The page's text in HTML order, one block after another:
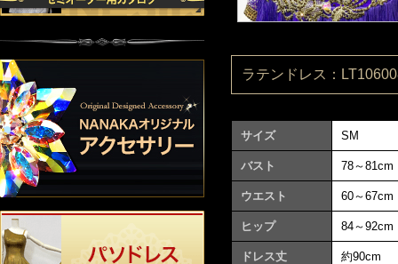
ラテンドレス：
サイズ SM
バスト 78～81cm
ウエスト 60～67cm
ヒップ 84～92cm
ドレス丈 約90cm